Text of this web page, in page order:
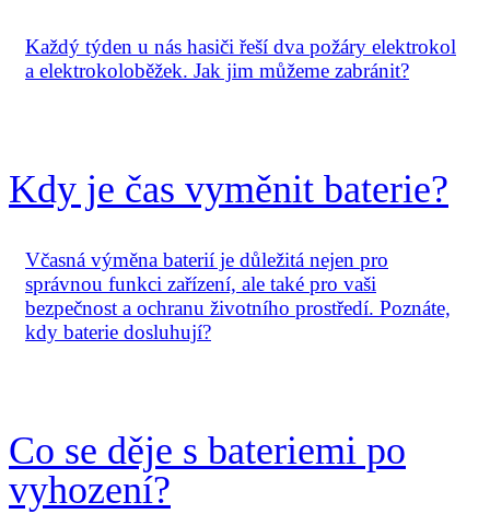
Každý týden u nás hasiči řeší dva požáry elektrokol
a elektrokoloběžek. Jak jim můžeme zabránit?
Kdy je čas vyměnit baterie?
Včasná výměna baterií je důležitá nejen pro
správnou funkci zařízení, ale také pro vaši
bezpečnost a ochranu životního prostředí. Poznáte,
kdy baterie dosluhují?
Co se děje s bateriemi po
vyhození?